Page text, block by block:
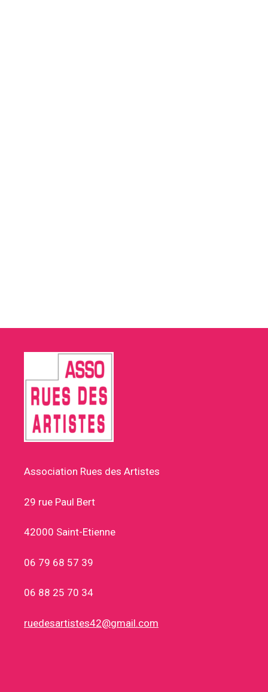
Association Rues des Artistes
29 rue Paul Bert
42000 Saint-Etienne
06 79 68 57 39
06 88 25 70 34
ruedesartistes42@gmail.com